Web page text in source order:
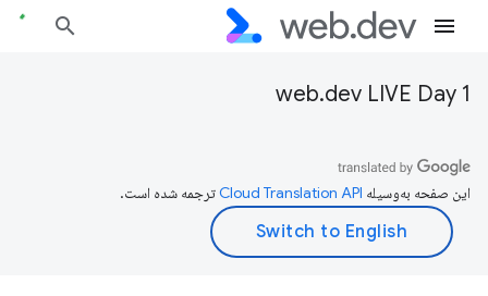
web.dev LIVE Day 1
این صفحه به‌وسیله ترجمه شده است.